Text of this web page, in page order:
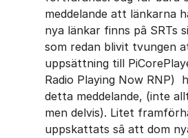
meddelande att länkarna
nya länkar finns pâ SRTs
som redan blivit tvungen
uppsättning till
Radio Playing Now RNP)
detta meddelande, (inte
men delvis). Litet
uppskattats sâ att dom